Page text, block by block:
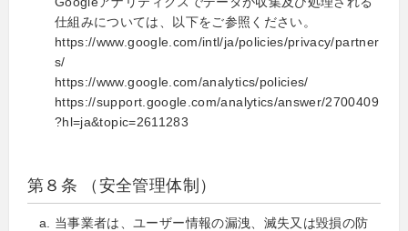
仕組みについては、以下をご参照ください。
https://www.google.com/intl/ja/policies/privacy/partner
s/
https://www.google.com/analytics/policies/
https://support.google.com/analytics/answer/2700409
?hl=ja&topic=2611283
第８条 （安全管理体制）
当事業者は、ユーザー情報の漏洩、滅失又は毀損の防